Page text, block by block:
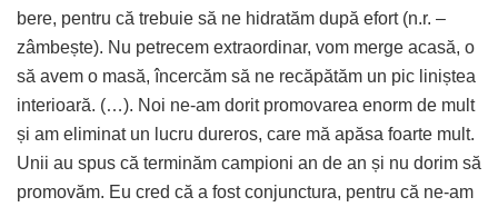
bere, pentru că trebuie să ne hidratăm după efort (n.r. –
zâmbește). Nu petrecem extraordinar, vom merge acasă, o
să avem o masă, încercăm să ne recăpătăm un pic liniștea
interioară. (…). Noi ne-am dorit promovarea enorm de mult
și am eliminat un lucru dureros, care mă apăsa foarte mult.
Unii au spus că terminăm campioni an de an și nu dorim să
promovăm. Eu cred că a fost conjunctura, pentru că ne-am